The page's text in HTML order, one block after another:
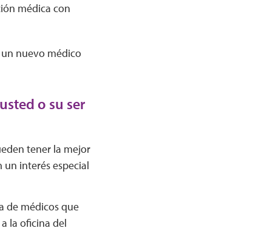
médica con
nuevo médico
o su ser
tener la mejor
interés especial
de médicos que
la oficina del